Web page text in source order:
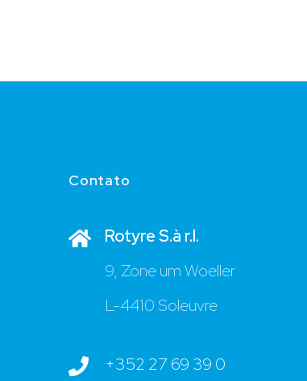
Contato
Rotyre S.à r.l.
9, Zone um Woeller
L-4410 Soleuvre
+352 27 69 39 0